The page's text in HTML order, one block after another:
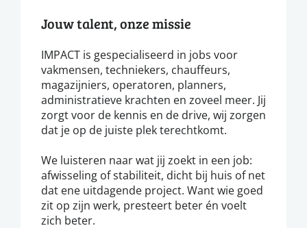
Jouw talent, onze missie
IMPACT is gespecialiseerd in jobs voor
vakmensen, techniekers, chauffeurs,
magazijniers, operatoren, planners,
administratieve krachten en zoveel meer. Jij
zorgt voor de kennis en de drive, wij zorgen
dat je op de juiste plek terechtkomt.
We luisteren naar wat jij zoekt in een job:
afwisseling of stabiliteit, dicht bij huis of net
dat ene uitdagende project. Want wie goed
zit op zijn werk, presteert beter én voelt
zich beter.